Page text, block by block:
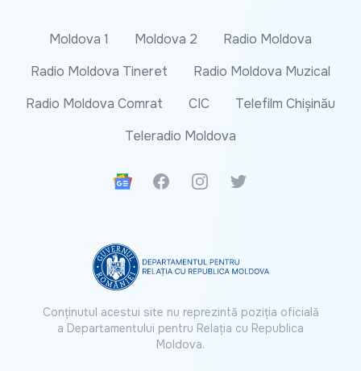
Moldova 1 Moldova 2
Radio Moldova
Radio Moldova Tineret
Radio Moldova Muzical
Radio Moldova Comrat
CIC
Telefilm Chișinău
Teleradio Moldova
Google News
FacebookInstagramTwitter
Conținutul acestui site nu reprezintă poziția oficială
a Departamentului pentru Relația cu Republica
Moldova.